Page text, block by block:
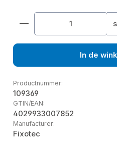
Producthoeveelheid:
In de
Productnummer:
109369
GTIN/EAN:
4029933007852
Manufacturer:
Fixotec